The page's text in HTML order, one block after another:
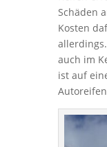
Schäden
Kosten
auch im
ist auf